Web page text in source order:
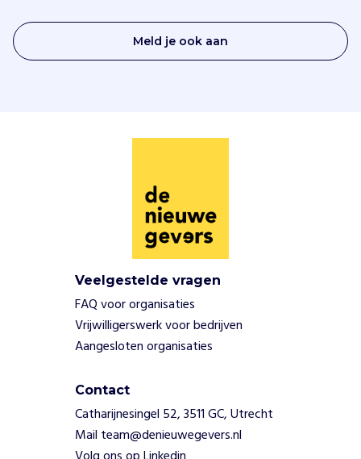
Meld je ook aan
Veelgestelde vragen
FAQ voor organisaties
Vrijwilligerswerk voor bedrijven
Aangesloten organisaties
Contact
Catharijnesingel 52, 3511 GC, Utrecht
Mail team@denieuwegevers.nl